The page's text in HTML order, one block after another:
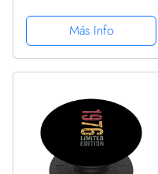
70s 80s PopSockets
PopGrip Intercambiable
Más Info